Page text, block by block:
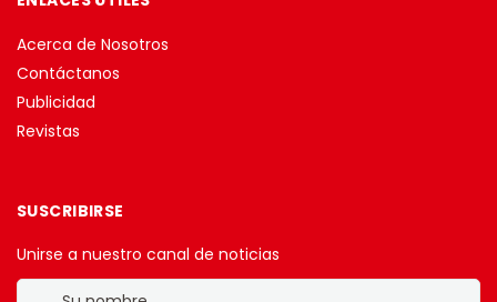
Acerca de Nosotros
Contáctanos
Publicidad
Revistas
SUSCRIBIRSE
Unirse a nuestro canal de noticias